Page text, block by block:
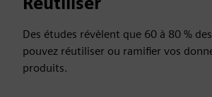
Des études révèlent que 60 à 80 %
pouvez réutiliser ou ramifier vos
produits.